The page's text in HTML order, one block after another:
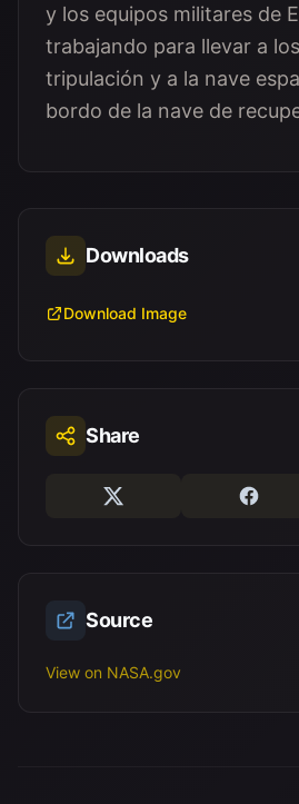
y los equipos militares de
trabajando para llevar a
tripulación y a la nave
bordo de la nave de
Downloads
Download Image
Share
Source
View on NASA.gov